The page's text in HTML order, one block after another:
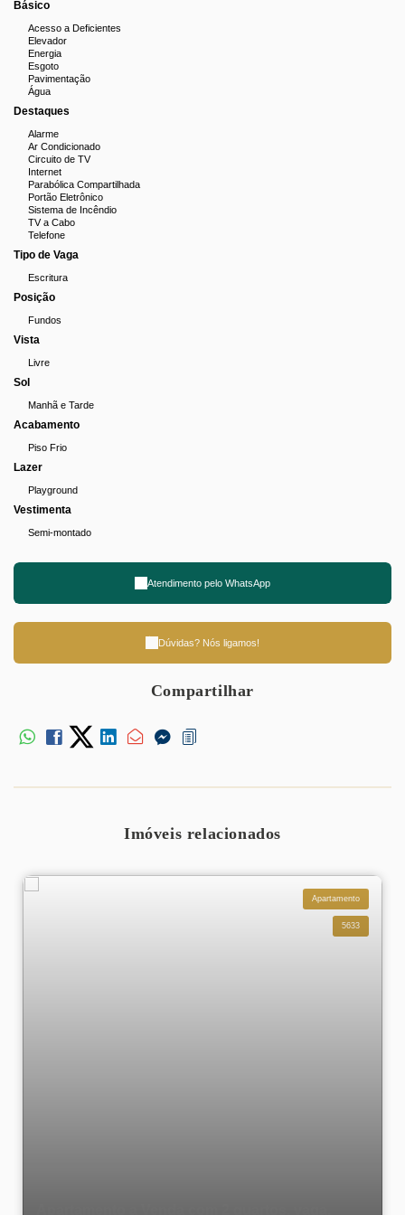
Básico
Acesso a Deficientes
Elevador
Energia
Esgoto
Pavimentação
Água
Destaques
Alarme
Ar Condicionado
Circuito de TV
Internet
Parabólica Compartilhada
Portão Eletrônico
Sistema de Incêndio
TV a Cabo
Telefone
Tipo de Vaga
Escritura
Posição
Fundos
Vista
Livre
Sol
Manhã e Tarde
Acabamento
Piso Frio
Lazer
Playground
Vestimenta
Semi-montado
Atendimento pelo WhatsApp
Dúvidas? Nós ligamos!
Compartilhar
Imóveis relacionados
Apartamento
5633